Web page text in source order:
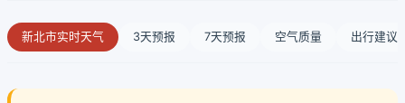
新北市实时天气 3天预报 7天预报 空气质量 出行建议